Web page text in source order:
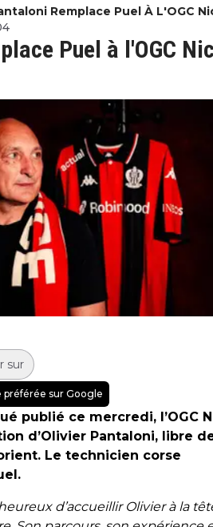
Remplace Puel À L'OGC
Puel à l'OGC
sur
sur Google
publié ce mercredi, l’OGC
d’Olivier Pantaloni, libre
Le technicien corse
d’accueillir Olivier à la